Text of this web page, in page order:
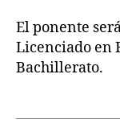
El ponente
Licenciado en
Bachillerato.